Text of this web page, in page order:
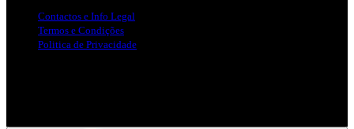
Contactos e Info Legal
Termos e Condições
Politica de Privacidade